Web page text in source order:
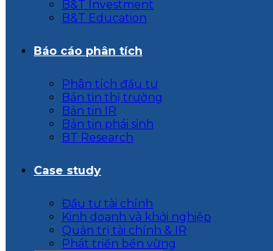
B&T Investment
B&T Education
Báo cáo phân tích
Phân tích đầu tư
Bản tin thị trường
Bản tin IR
Bản tin phái sinh
BT Research
Case study
Đầu tư tài chính
Kinh doanh và khởi nghiệp
Quản trị tài chính & IR
Phát triển bền vững